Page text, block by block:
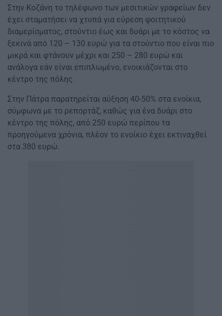
Στην Κοζάνη το τηλέφωνο των μεσιτικών γραφείων δεν
έχει σταματήσει να χτυπά για εύρεση φοιτητικού
διαμερίσματος, στούντιο έως και δυάρι με το κόστος να
ξεκινά από 120 – 130 ευρώ για τα στούντιο που είναι πιο
μικρά και φτάνουν μέχρι και 250 – 280 ευρώ και
ανάλογα εάν είναι επιπλωμένο, ενοικιάζονται στο
κέντρο της πόλης.
Στην Πάτρα παρατηρείται αύξηση 40-50% στα ενοίκια,
σύμφωνα με το ρεπορτάζ, καθώς για ένα δυάρι στο
κέντρο της πόλης, από 250 ευρώ περίπου τα
προηγούμενα χρόνια, πλέον το ενοίκιο έχει εκτιναχθεί
στα 380 ευρώ.